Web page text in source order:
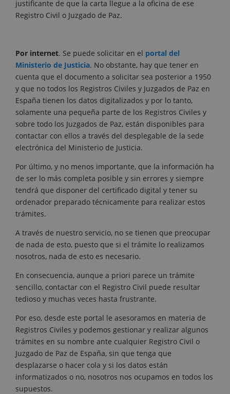
justificante de que la carta llegue a la oficina de ese
Registro Civil o Juzgado de Paz.
Por internet. Se puede solicitar en el portal del
Ministerio de Justicia. No obstante, hay que tener en
cuenta que el documento a solicitar sea posterior a 1950
y que no todos los Registros Civiles y Juzgados de Paz en
España tienen los datos digitalizados y por lo tanto,
solamente una pequeña parte de los Registros Civiles y
sobre todo los Juzgados de Paz, están disponibles para
contactar con ellos a través del desplegable de la sede
electrónica del Ministerio de Justicia.
Por último, y no menos importante, que la información ha
de ser lo más completa posible y sin errores y siempre
tendrá que disponer del certificado digital y tener su
ordenador preparado técnicamente para realizar estos
trámites.
A través de nuestro servicio, no se tienen que preocupar
de nada de esto, puesto que si el trámite lo realizamos
nosotros, nada de esto es necesario.
En consecuencia, aunque a priori parece un trámite
sencillo, contactar con el Registro Civil puede resultar
tedioso y muchas veces hasta frustrante.
Por eso, desde este portal le asesoramos en materia de
Registros Civiles y podemos gestionar y realizar algunos
trámites en su nombre ante cualquier Registro Civil o
Juzgado de Paz de España, sin que tenga que
desplazarse o hacer cola y si los datos están
informatizados o no, nosotros nos ocupamos en todos los
supuestos.